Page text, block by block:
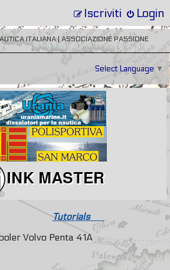
Login
Iscriviti
ITALIANA | ASSOCIAZIONE PASSIONE
Select Language ▼
Tutorials
Volvo Penta 41A